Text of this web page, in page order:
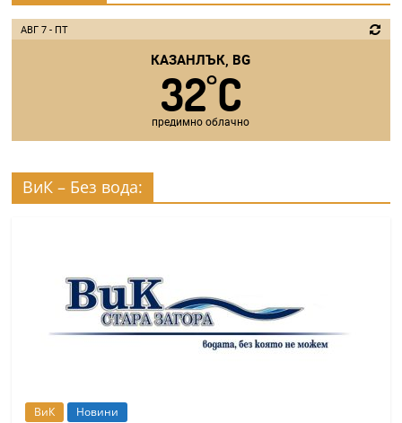
АВГ 7 - ПТ
КАЗАНЛЪК, BG
32°C
предимно облачно
ВиК – Без вода:
ВиК Новини